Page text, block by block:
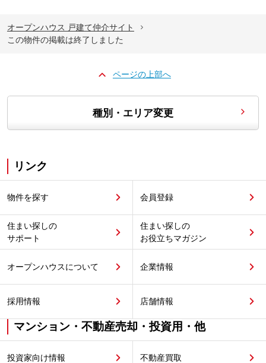
オープンハウス 戸建て仲介サイト
この物件の掲載は終了しました
ページの上部へ
種別・エリア変更
リンク
物件を探す 会員登録
住まい探しの
サポート
住まい探しの
お役立ちマガジン
オープンハウスについて 企業情報
採用情報 店舗情報
マンション・不動産売却・投資用・他
投資家向け情報 不動産買取